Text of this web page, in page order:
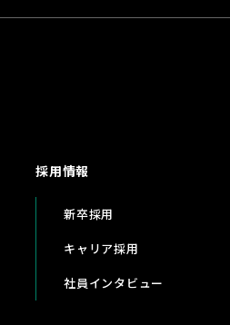
採用情報
新卒採用
キャリア採用
社員インタビュー